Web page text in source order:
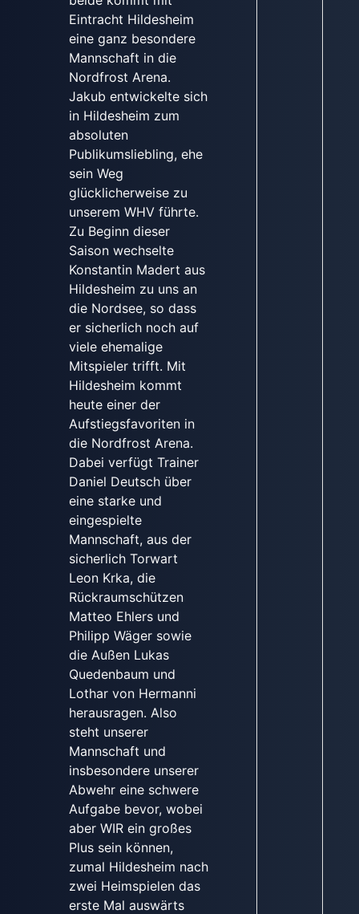
Eintracht Hildesheim
eine ganz besondere
Mannschaft in die
Nordfrost Arena.
Jakub entwickelte sich
in Hildesheim zum
absoluten
Publikumsliebling, ehe
sein Weg
glücklicherweise zu
unserem WHV führte.
Zu Beginn dieser
Saison wechselte
Konstantin Madert aus
Hildesheim zu uns an
die Nordsee, so dass
er sicherlich noch auf
viele ehemalige
Mitspieler trifft. Mit
Hildesheim kommt
heute einer der
Aufstiegsfavoriten in
die Nordfrost Arena.
Dabei verfügt Trainer
Daniel Deutsch über
eine starke und
eingespielte
Mannschaft, aus der
sicherlich Torwart
Leon Krka, die
Rückraumschützen
Matteo Ehlers und
Philipp Wäger sowie
die Außen Lukas
Quedenbaum und
Lothar von Hermanni
herausragen. Also
steht unserer
Mannschaft und
insbesondere unserer
Abwehr eine schwere
Aufgabe bevor, wobei
aber WIR ein großes
Plus sein können,
zumal Hildesheim nach
zwei Heimspielen das
erste Mal auswärts